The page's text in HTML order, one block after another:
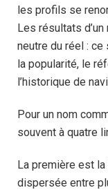
les profils se
Les résultats
neutre du réel :
la popularité, le
l’historique de
Pour un nom
souvent à quatre
La première est la
dispersée entre